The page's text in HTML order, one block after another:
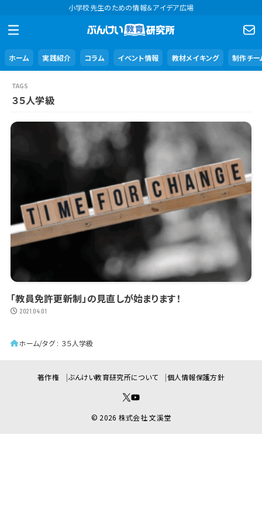
小学校先生のための情報＆アイデア広場
ホーム 実践紹介 コラム イベント情報 教材メイキング 制作チー
３５人学級
「教員免許更新制」の見直しが始まります！
2021.04.01
ホーム タグ : ３５人学級
著作権 ぶんけい教育研究所について 個人情報保護方針
© 2026 株式会社 文溪堂